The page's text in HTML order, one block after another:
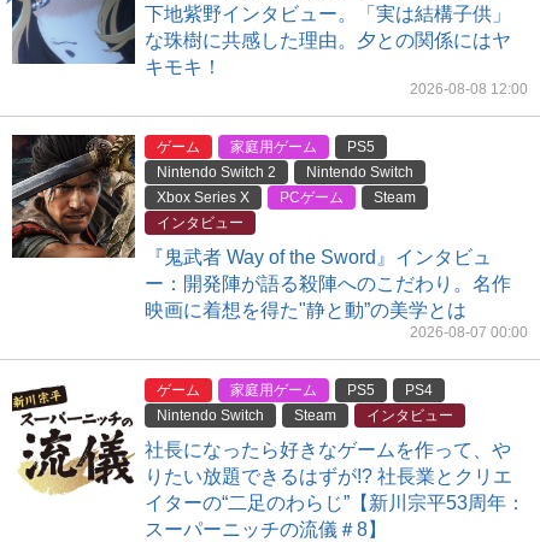
下地紫野インタビュー。「実は結構子供」
な珠樹に共感した理由。夕との関係にはヤ
キモキ！
2026-08-08 12:00
ゲーム 家庭用ゲーム
PS5
Nintendo Switch 2
Nintendo Switch
Xbox Series X
PCゲーム
Steam
インタビュー
『鬼武者 Way of the Sword』インタビュ
ー：開発陣が語る殺陣へのこだわり。名作
映画に着想を得た"静と動”の美学とは
2026-08-07 00:00
ゲーム 家庭用ゲーム PS5
PS4
Nintendo Switch
Steam インタビュー
社長になったら好きなゲームを作って、や
りたい放題できるはずが!? 社長業とクリエ
イターの“二足のわらじ”【新川宗平53周年：
スーパーニッチの流儀＃8】